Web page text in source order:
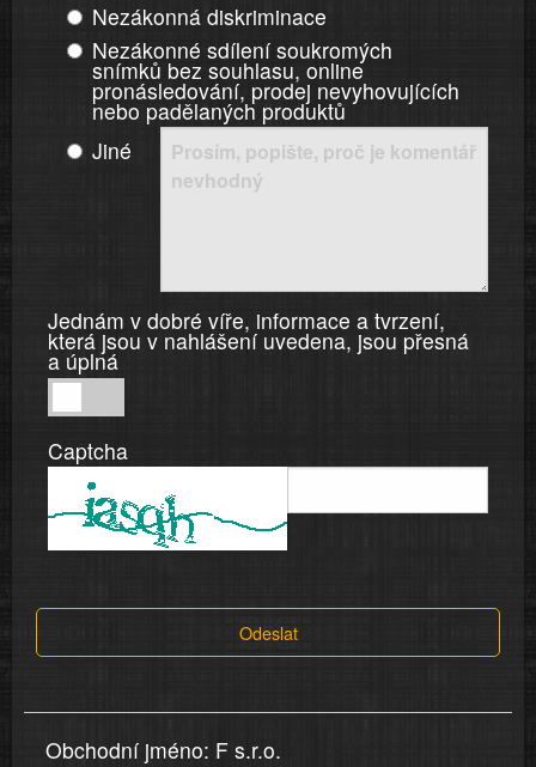
Nezákonná diskriminace
Nezákonné sdílení soukromých
snímků bez souhlasu, online
pronásledování, prodej nevyhovujících
nebo padělaných produktů
Jiné
Jednám v dobré víře, informace a tvrzení,
která jsou v nahlášení uvedena, jsou přesná
a úplná
v
dobré
informace
v
uvedena,
jsou
Captcha
Odeslat
Obchodní jméno: F s.r.o.